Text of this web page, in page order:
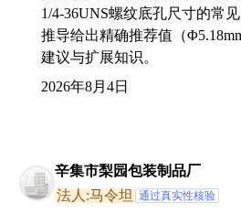
1/4-36UNS螺纹底孔尺寸的常
推导给出精确推荐值（
建议与扩展知识。
2026年8月4日
辛集市梨园包装制品厂
法人:马令坦
通过真实性核验